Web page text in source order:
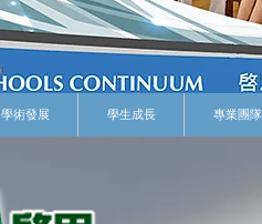
學術發展 學生成長 專業團隊